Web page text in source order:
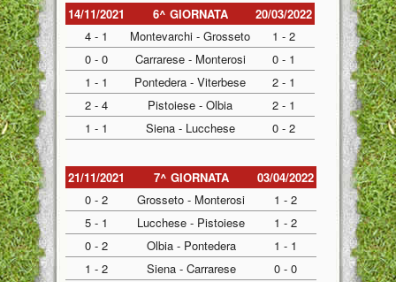
14/11/2021 6^ GIORNATA
20/03/2022
4 - 1
Montevarchi - Grosseto
1 - 2
0 - 0
Carrarese - Monterosi
0 - 1
1 - 1
Pontedera - Viterbese
2 - 1
2 - 4
Pistoiese - Olbia
2 - 1
1 - 1
Siena - Lucchese 0 - 2
21/11/2021 7^ GIORNATA
03/04/2022
0 - 2
Grosseto - Monterosi
1 - 2
5 - 1
Lucchese - Pistoiese
1 - 2
0 - 2
Olbia - Pontedera
1 - 1
1 - 2
Siena - Carrarese
0 - 0